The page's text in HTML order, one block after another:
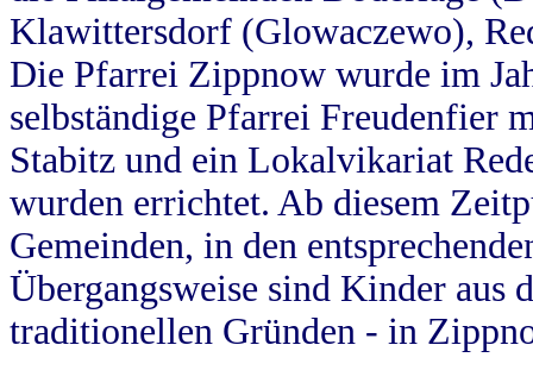
Klawittersdorf (Glowaczewo),
Die Pfarrei Zippnow wurde im
selbständige Pfarrei Freudenfier
Stabitz und ein Lokalvikariat
wurden errichtet. Ab diesem
Gemeinden, in den
Übergangsweise sind Kinder aus
traditionellen Gründen - in